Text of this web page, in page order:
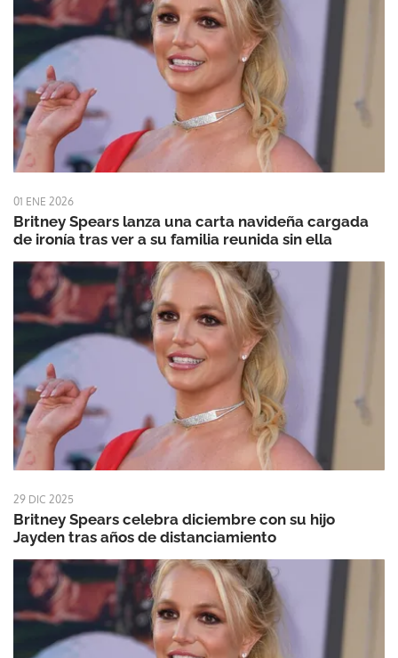
01 ENE 2026
Britney Spears lanza una carta navideña cargada
de ironía tras ver a su familia reunida sin ella
29 DIC 2025
Britney Spears celebra diciembre con su hijo
Jayden tras años de distanciamiento